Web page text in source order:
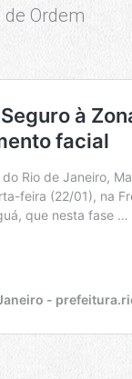
Ordem